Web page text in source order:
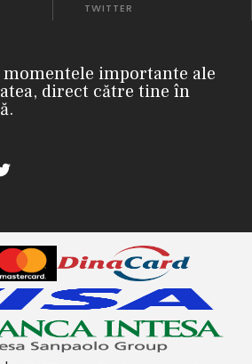
TWITTER
importante ale
direct către tine în